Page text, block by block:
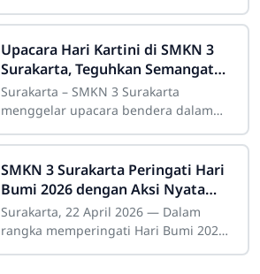
namun penuh makna. Kegiatan ini
dihadiri oleh komite
Upacara Hari Kartini di SMKN 3
Surakarta, Teguhkan Semangat
Kesetaraan dan Pendidikan
Surakarta – SMKN 3 Surakarta
menggelar upacara bendera dalam
Senin (21/4), yang diikuti seluruh
warga sekolah dengan
SMKN 3 Surakarta Peringati Hari
Bumi 2026 dengan Aksi Nyata
Peduli Lingkungan
Surakarta, 22 April 2026 — Dalam
rangka memperingati Hari Bumi 2026,